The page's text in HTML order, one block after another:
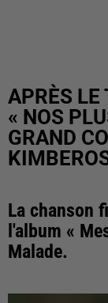
APRÈS LE
« NOS
GRAND
La chanson
l'album «
Malade.